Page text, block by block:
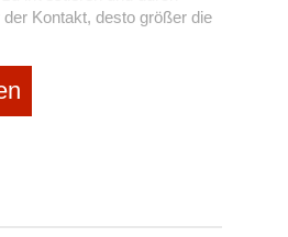
Kontakt, desto größer die
unübersichtlichen